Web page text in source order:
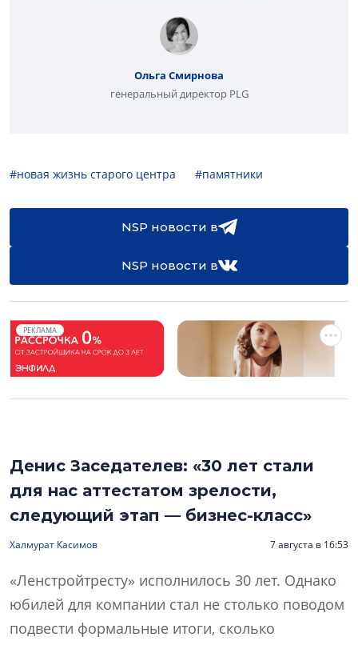
Ольга Смирнова
генеральный директор PLG
#новая жизнь старого центра #памятники
NSP новости в
NSP новости в
РЕКЛАМА
Денис Заседателев: «30 лет стали
для нас аттестатом зрелости,
следующий этап — бизнес-класс»
Халмурат Касимов 7 августа в 16:53
«Ленстройтресту» исполнилось 30 лет. Однако
юбилей для компании стал не столько поводом
подвести формальные итоги, сколько